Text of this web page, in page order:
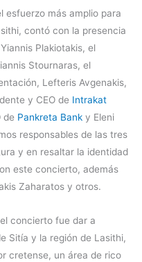
esfuerzo más amplio para
contó con la presencia
Plakiotakis, el
Stournaras, el
Lefteris Avgenakis,
y CEO de Intrakat
de Pankreta Bank y Eleni
responsables de las tres
y en resaltar la identidad
este concierto, además
Zaharatos y otros.
concierto fue dar a
Sitía y la región de Lasithi,
cretense, un área de rico